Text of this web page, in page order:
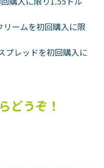
リームを初回購入に限
プレッドを初回購入に
どうぞ！